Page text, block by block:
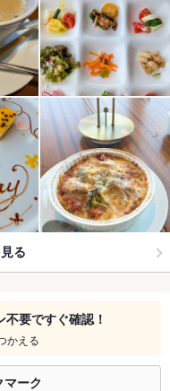
る
要ですぐ確認！
かえる
ーク